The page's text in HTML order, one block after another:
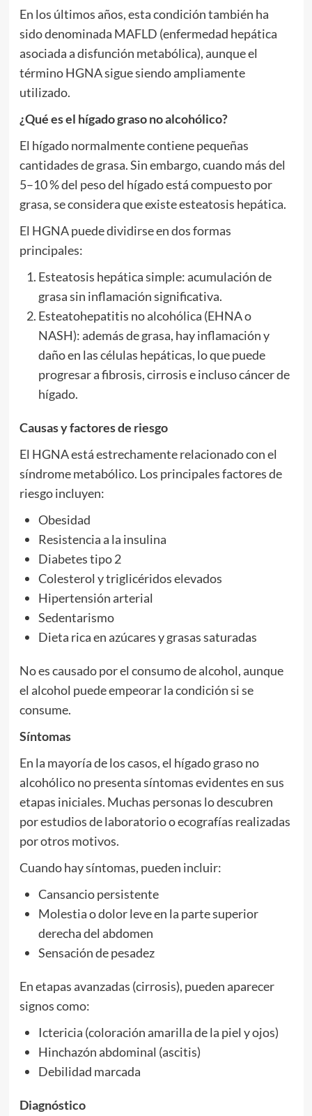
En los últimos años, esta condición también ha
sido denominada MAFLD (enfermedad hepática
asociada a disfunción metabólica), aunque el
término HGNA sigue siendo ampliamente
utilizado.
¿Qué es el hígado graso no alcohólico?
El hígado normalmente contiene pequeñas
cantidades de grasa. Sin embargo, cuando más del
5–10 % del peso del hígado está compuesto por
grasa, se considera que existe esteatosis hepática.
El HGNA puede dividirse en dos formas
principales:
Esteatosis hepática simple: acumulación de
grasa sin inflamación significativa.
Esteatohepatitis no alcohólica (EHNA o
NASH): además de grasa, hay inflamación y
daño en las células hepáticas, lo que puede
progresar a fibrosis, cirrosis e incluso cáncer de
hígado.
Causas y factores de riesgo
El HGNA está estrechamente relacionado con el
síndrome metabólico. Los principales factores de
riesgo incluyen:
Obesidad
Resistencia a la insulina
Diabetes tipo 2
Colesterol y triglicéridos elevados
Hipertensión arterial
Sedentarismo
Dieta rica en azúcares y grasas saturadas
No es causado por el consumo de alcohol, aunque
el alcohol puede empeorar la condición si se
consume.
Síntomas
En la mayoría de los casos, el hígado graso no
alcohólico no presenta síntomas evidentes en sus
etapas iniciales. Muchas personas lo descubren
por estudios de laboratorio o ecografías realizadas
por otros motivos.
Cuando hay síntomas, pueden incluir:
Cansancio persistente
Molestia o dolor leve en la parte superior
derecha del abdomen
Sensación de pesadez
En etapas avanzadas (cirrosis), pueden aparecer
signos como:
Ictericia (coloración amarilla de la piel y ojos)
Hinchazón abdominal (ascitis)
Debilidad marcada
Diagnóstico